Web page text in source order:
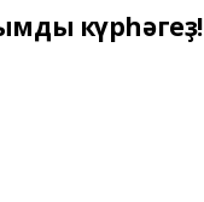
күрһәгеҙ!